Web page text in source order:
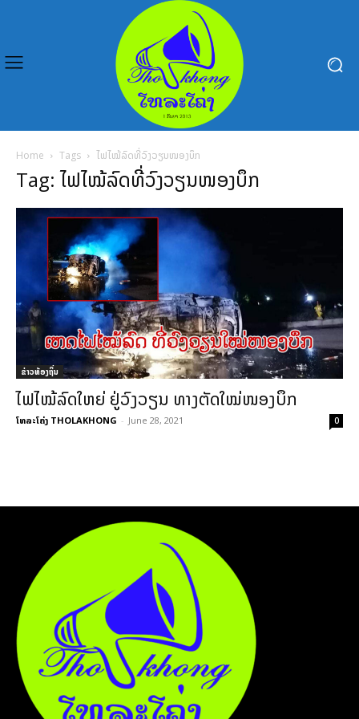
Home Tags ໄຟໄໝ້ລົດທີ່ວົງວຽນໜອງບຶກ
Tag: ໄຟໄໝ້ລົດທີ່ວົງວຽນໜອງບຶກ
ຂ່າວທ້ອງຖິ່ນ
ໄຟໄໝ້ລົດໃຫຍ່ ຢູ່ວົງວຽນ ທາງຕັດໃໝ່ໜອງບຶກ
ໂທລະໂຄ່ງ THOLAKHONG - June 28, 2021 0